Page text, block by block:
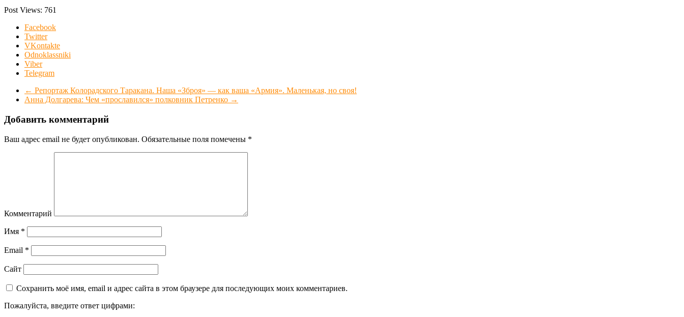
Post Views: 761
Facebook
Twitter
VKontakte
Odnoklassniki
Viber
Telegram
← Репортаж Колорадского Таракана. Наша «Зброя» — как ваша «Армия». Маленькая, но своя!
Анна Долгарева: Чем «прославился» полковник Петренко →
Добавить комментарий
Ваш адрес email не будет опубликован. Обязательные поля помечены *
Комментарий
Имя *
Email *
Сайт
Сохранить моё имя, email и адрес сайта в этом браузере для последующих моих комментариев.
Пожалуйста, введите ответ цифрами: